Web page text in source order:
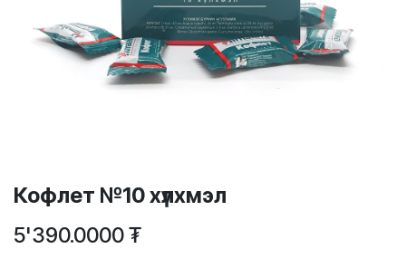
Кофлет №10 хүлхмэл
5'390.0000₮